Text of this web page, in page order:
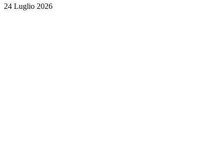
24 Luglio 2026